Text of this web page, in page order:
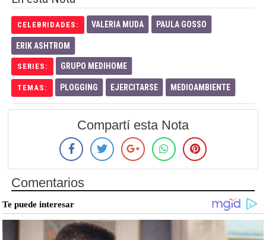
CELEBRIDADES: VALERIA MUDA PAULA GOSSO
ERIK ASHTROM
SERIES: GRUPO MEDIHOME
TEMAS: PLOGGING EJERCITARSE MEDIOAMBIENTE
Compartí esta Nota
Comentarios